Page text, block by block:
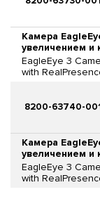
Камера
увеличением и
EagleEye 3
with
8200-63740-
Камера
увеличением и
EagleEye 3
with